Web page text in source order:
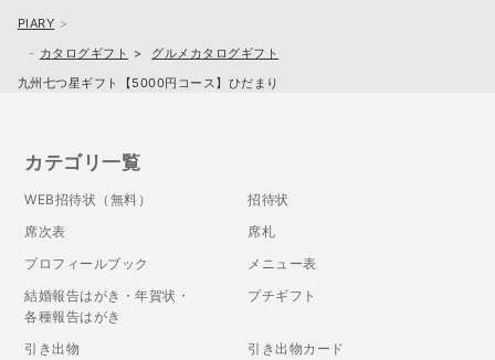
PIARY
カタログギフト
グルメカタログギフト
九州七つ星ギフト【5000円コース】ひだまり
カテゴリ一覧
WEB招待状（無料）
招待状
席次表
席札
プロフィールブック
メニュー表
結婚報告はがき・年賀状・
各種報告はがき
プチギフト
引き出物
引き出物カード